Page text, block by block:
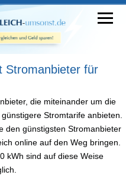
Stromanbieter für
die miteinander um die
Stromtarife anbieten.
den günstigsten Stromanbieter
online auf den Weg bringen.
kWh sind auf diese Weise